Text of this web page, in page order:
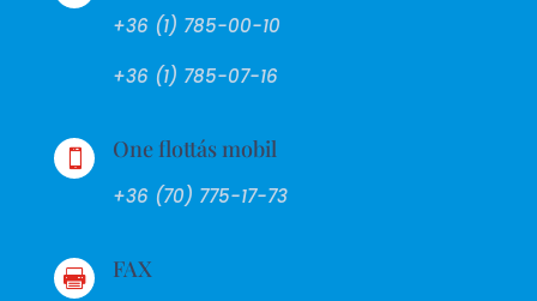
+36 (1) 785-00-10
+36 (1) 785-07-16
 One flottás mobil
+36 (70) 775-17-73
 FAX